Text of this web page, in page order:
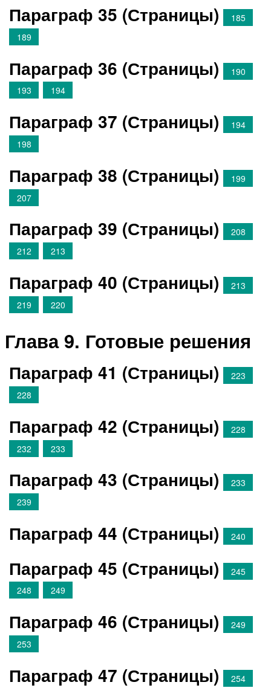
Параграф 35 (Страницы)
185
189
Параграф 36 (Страницы)
190
193
194
Параграф 37 (Страницы)
194
198
Параграф 38 (Страницы)
199
207
Параграф 39 (Страницы)
208
212
213
Параграф 40 (Страницы)
213
219
220
Глава 9. Готовые решения
Параграф 41 (Страницы)
223
228
Параграф 42 (Страницы)
228
232
233
Параграф 43 (Страницы)
233
239
Параграф 44 (Страницы) 240
Параграф 45 (Страницы)
245
248
249
Параграф 46 (Страницы)
249
253
Параграф 47 (Страницы)
254